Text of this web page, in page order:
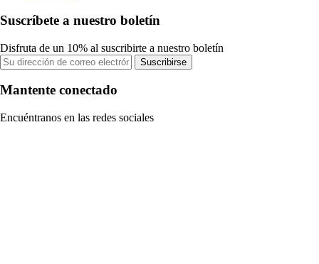
Suscríbete a nuestro boletín
Disfruta de un 10% al suscribirte a nuestro boletín
Suscribirse
Mantente conectado
Encuéntranos en las redes sociales